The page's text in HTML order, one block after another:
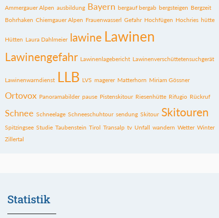
Ammergauer Alpen ausbildung Bayern bergauf bergab bergsteigen Bergzeit
Bohrhaken Chiemgauer Alpen Frauenwasserl Gefahr Hochfügen Hochries hütte
Hütten Laura Dahlmeier lawine Lawinen
Lawinengefahr Lawinenlagebericht Lawinenverschüttetensuchgerät
Lawinenwarndienst LLB LVS magerer Matterhorn Miriam Gössner
Ortovox Panoramabilder pause Pistenskitour Riesenhütte Rifugio Rückruf
Schnee Schneelage Schneeschuhtour sendung Skitour Skitouren
Spitzingsee Studie Taubenstein Tirol Transalp tv Unfall wandern Wetter Winter
Zillertal
Statistik